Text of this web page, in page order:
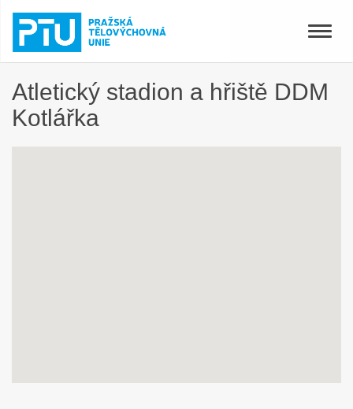
Toggle
Atletický stadion a hřiště DDM
Kotlářka